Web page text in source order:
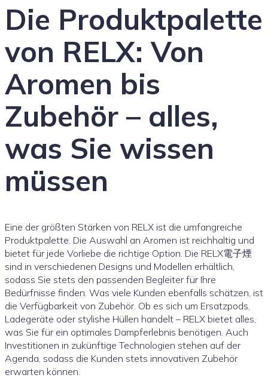
Die Produktpalette
von RELX: Von
Aromen bis
Zubehör – alles,
was Sie wissen
müssen
Eine der größten Stärken von RELX ist die umfangreiche
Produktpalette. Die Auswahl an Aromen ist reichhaltig und
bietet für jede Vorliebe die richtige Option. Die RELX電子煙
sind in verschiedenen Designs und Modellen erhältlich,
sodass Sie stets den passenden Begleiter für Ihre
Bedürfnisse finden. Was viele Kunden ebenfalls schätzen, ist
die Verfügbarkeit von Zubehör. Ob es sich um Ersatzpods,
Ladegeräte oder stylishe Hüllen handelt – RELX bietet alles,
was Sie für ein optimales Dampferlebnis benötigen. Auch
Investitionen in zukünftige Technologien stehen auf der
Agenda, sodass die Kunden stets innovativen Zubehör
erwarten können.